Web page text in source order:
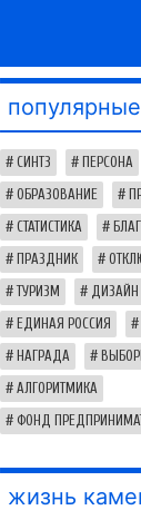
СИНТЗ ПЕРСОНА
ОБРАЗОВАНИЕ
СТАТИСТИКА
ПРАЗДНИК
ТУРИЗМ ДИЗАЙН
ЕДИНАЯ РОССИЯ
НАГРАДА
АЛГОРИТМИКА
ФОНД
жизнь